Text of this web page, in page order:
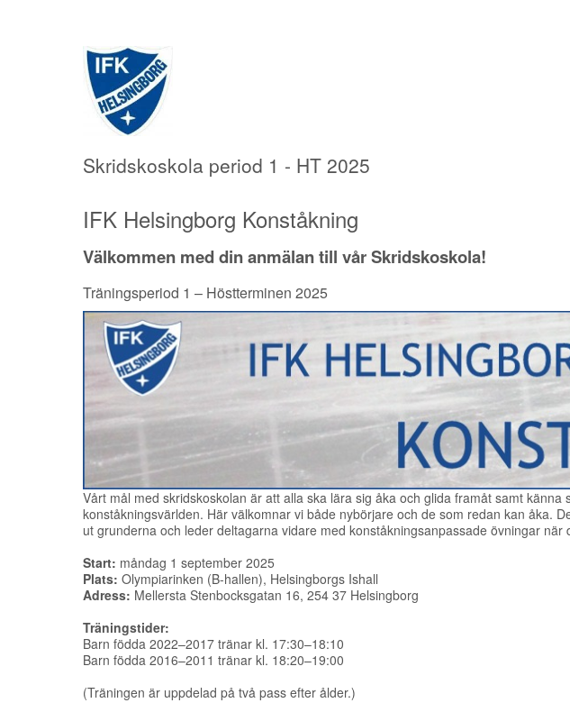
Skridskoskola period 1 - HT 2025
IFK Helsingborg Konståkning
Välkommen med din anmälan till vår Skridskoskola!
Träningsperiod 1 – Höstterminen 2025
Vårt mål med skridskoskolan är att alla ska lära sig åka och glida framåt samt
konståkningsvärlden. Här välkomnar vi både nybörjare och de som redan kan åka.
ut grunderna och leder deltagarna vidare med konståkningsanpassade övningar när
Start: måndag 1 september 2025
Plats: Olympiarinken (B-hallen), Helsingborgs Ishall
Adress: Mellersta Stenbocksgatan 16, 254 37 Helsingborg
Träningstider:
Barn födda 2022–2017 tränar kl. 17:30–18:10
Barn födda 2016–2011 tränar kl. 18:20–19:00
(Träningen är uppdelad på två pass efter ålder.)